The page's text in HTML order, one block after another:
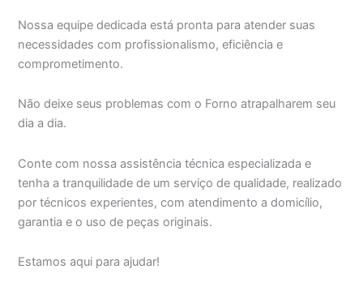
Nossa equipe dedicada está pronta para atender suas
necessidades com profissionalismo, eficiência e
comprometimento.
Não deixe seus problemas com o Forno atrapalharem seu
dia a dia.
Conte com nossa assistência técnica especializada e
tenha a tranquilidade de um serviço de qualidade, realizado
por técnicos experientes, com atendimento a domicílio,
garantia e o uso de peças originais.
Estamos aqui para ajudar!